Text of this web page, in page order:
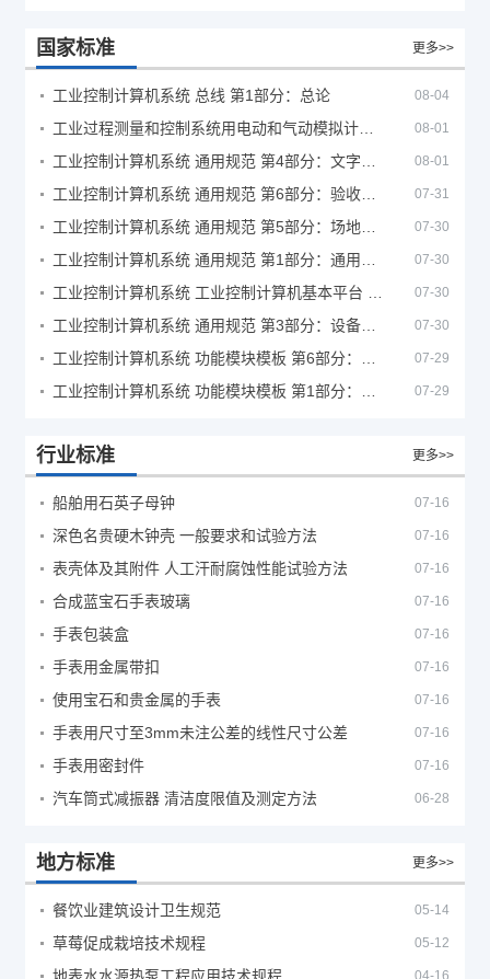
国家标准 更多>>
工业控制计算机系统 总线 第1部分：总论 08-04
08-01
08-01
07-31
07-30
07-30
07-30
07-30
07-29
07-29
行业标准 更多>>
船舶用石英子母钟 07-16
深色名贵硬木钟壳 一般要求和试验方法 07-16
表壳体及其附件 人工汗耐腐蚀性能试验方法 07-16
合成蓝宝石手表玻璃 07-16
手表包装盒 07-16
手表用金属带扣 07-16
使用宝石和贵金属的手表 07-16
手表用尺寸至3mm未注公差的线性尺寸公差 07-16
手表用密封件 07-16
汽车筒式减振器 清洁度限值及测定方法 06-28
地方标准 更多>>
餐饮业建筑设计卫生规范 05-14
草莓促成栽培技术规程 05-12
地表水水源热泵工程应用技术规程 04-16